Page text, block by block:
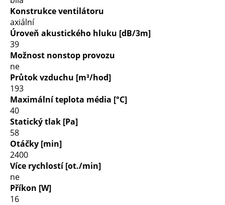
Konstrukce ventilátoru
axiální
Úroveň akustického hluku [dB/3m]
39
Možnost nonstop provozu
ne
Průtok vzduchu [m³/hod]
193
Maximální teplota média [°C]
40
Statický tlak [Pa]
58
Otáčky [min]
2400
Více rychlostí [ot./min]
ne
Příkon [W]
16